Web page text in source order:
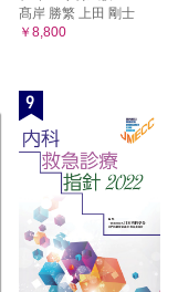
髙岸 勝繁 上田 剛士
￥8,800
9